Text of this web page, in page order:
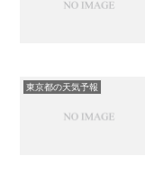
東京都の天気予報